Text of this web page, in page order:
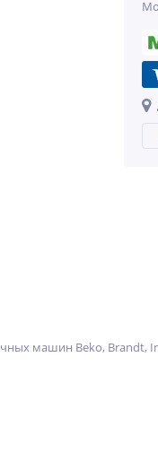
машин Beko, Brandt,